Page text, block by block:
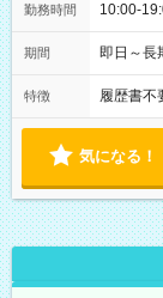
勤務時間 10:00-
期間 即日～
特徴 履歴書不
気になる！